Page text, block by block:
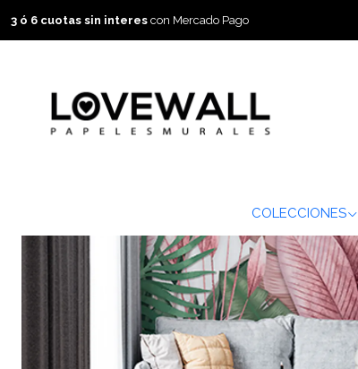
COLECCIONES
3 ó 6 cuotas sin interes con Mercado Pago